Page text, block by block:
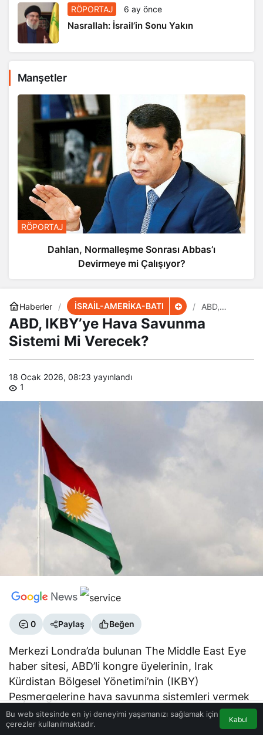
RÖPORTAJ 6 ay önce
Nasrallah: İsrail’in Sonu Yakın
Manşetler
RÖPORTAJ
Dahlan, Normalleşme Sonrası Abbas’ı
Devirmeye mi Çalışıyor?
Haberler İSRAİL-AMERİKA-BATI
ABD,
Hava
ABD, IKBY’ye Hava Savunma
Sistemi Mi Verecek?
18 Ocak 2026, 08:23 yayınlandı
1
0 Paylaş Beğen
Merkezi Londra’da bulunan The Middle East Eye
haber sitesi, ABD’li kongre üyelerinin, Irak
Kürdistan Bölgesel Yönetimi’nin (IKBY)
Peşmergelerine hava savunma sistemleri vermek
istediğini bildirdi.
Bu web sitesinde en iyi deneyimi yaşamanızı sağlamak için
çerezler kullanılmaktadır.
Kabul
Anasayfa Akış Trafik